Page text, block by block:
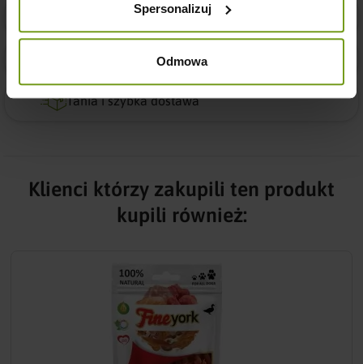
Spersonalizuj
Odmowa
Sprawdzona jakość
14 dni na łatwy zwrot zakupu
Tania i szybka dostawa
Klienci którzy zakupili ten produkt
kupili również: